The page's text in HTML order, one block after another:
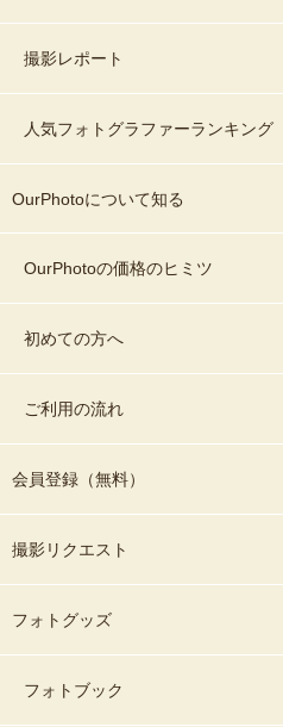
撮影レポート
人気フォトグラファーランキング
OurPhotoについて知る
OurPhotoの価格のヒミツ
初めての方へ
ご利用の流れ
会員登録（無料）
撮影リクエスト
フォトグッズ
フォトブック